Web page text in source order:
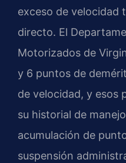
exceso de velocidad
directo. El
Motorizados de
y 6 puntos de
de velocidad, y esos
su historial de
acumulación de
suspensión